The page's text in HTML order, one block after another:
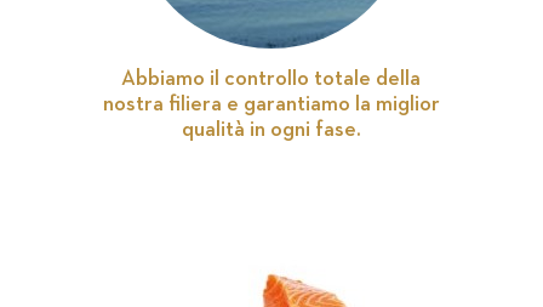
Abbiamo il controllo totale della
nostra filiera e garantiamo la miglior
qualità in ogni fase.